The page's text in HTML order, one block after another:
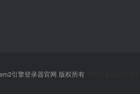
引擎登录器官网 版权所有